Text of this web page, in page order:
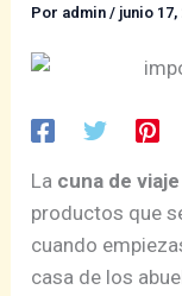
Por admin/ junio 17,
La cuna de viaje
productos que
cuando
casa de los